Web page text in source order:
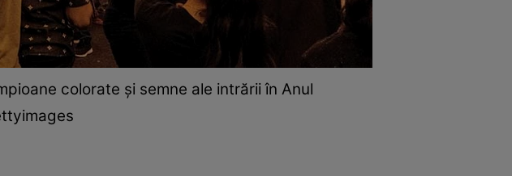
colorate și semne ale intrării în Anul